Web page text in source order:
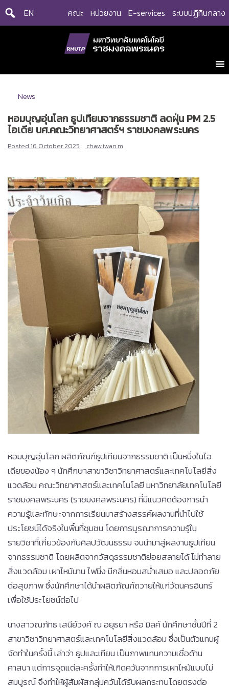
Skip
EN คณะ หน่วยงาน E-services ระบบปฏิทินกลาง
News
หอมบุญอุ่นโลก ธูปเทียนจากธรรมชาติ ลดฝุ่น PM 2.5
ไอเดีย นศ.คณะวิทยาศาสตร์ฯ ราชมงคลพระนคร
Posted 16 October 2025 chawiwan.m
หอมบุญอุ่นโลก ผลิตภัณฑ์ธูปเทียนจากธรรมชาติ เป็นหนึ่งในไอ
เดียของน้อง ๆ นักศึกษาสาขาวิชาวิทยาศาสตร์และเทคโนโลยีสิ่ง
แวดล้อม คณะวิทยาศาสตร์และเทคโนโลยี มหาวิทยาลัยเทคโนโลยี
ราชมงคลพระนคร (ราชมงคลพระนคร) ที่มีแนวคิดต้องการนำ
ความรู้และทักษะจากการเรียนมาสร้างสรรค์ผลงานที่นำไปใช้
ประโยชน์ได้จริงในพื้นที่ชุมชน โดยการบูรณาการความรู้ใน
รายวิชาที่เกี่ยวข้องกับศิลปวัฒนธรรม จนนำมาสู่ผลงานธูปเทียน
จากธรรมชาติ โดยผลิตจากวัสดุธรรมชาติย่อยสลายได้ ไม่ทำลาย
สิ่งแวดล้อม เผาไหม้นาน ไฟนิ่ง มีกลิ่นหอมสม่ำเสมอ และปลอดภัย
ต่อสุขภาพ ซึ่งนักศึกษาได้นำผลิตภัณฑ์ถวายให้แก่วัดนครอินทร์
เพื่อใช้ประโยชน์ต่อไป
นางสาวณภัทธ เสนีย์วงศ์ ณ อยุธยา หรือ มิลค์ นักศึกษาชั้นปีที่ 2
สาขาวิชาวิทยาศาสตร์และเทคโนโลยีสิ่งแวดล้อม ซึ่งเป็นตัวแทนผู้
จัดทำในครั้งนี้ เล่าว่า ธูปและเทียน เป็นภาพแทนความเชื่อด้าน
ศาสนา แต่การจุดแต่ละครั้งทำให้เกิดควันจากการเผาไหม้แบบไม่
สมบูรณ์ จึงทำให้ผู้สัมผัสกลุ่มควันได้รับผลกระทบโดยตรงต่อ